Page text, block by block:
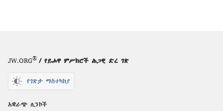
JW.ORG® / የይሖዋ ምሥክሮች ሕጋዊ ድረ ገጽ
የገጽታ ማስተካከያ
አቋራጭ ሊንኮች